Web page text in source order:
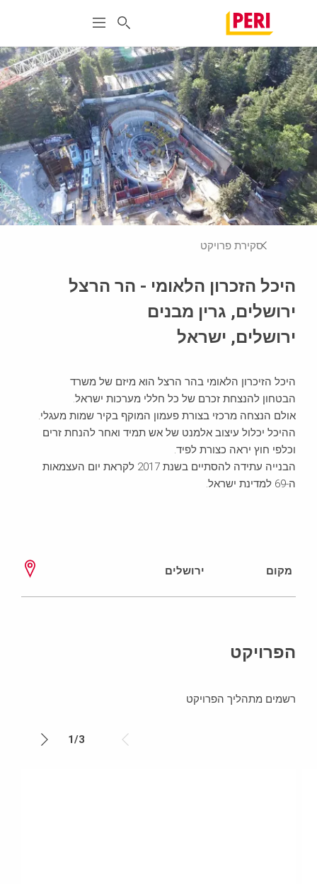
סקירת פרויקט
היכל הזכרון הלאומי - הר הרצל
ירושלים, גרין מבנים
ירושלים, ישראל
היכל הזיכרון הלאומי בהר הרצל הוא מיזם של משרד
הבטחון להנצחת זכרם של כל חללי מערכות ישראל.
אולם הנצחה מרכזי בצורת פעמון המוקף בקיר שמות מעגלי.
ההיכל יכלול עיצוב אלמנט של אש תמיד ואחר להנחת זרים
וכלפי חוץ יראה כצורת לפיד.
הבנייה עתידה להסתיים בשנת 2017 לקראת יום העצמאות
ה-69 למדינת ישראל.
מקום ירושלים
הפרויקט
רשמים מתהליך הפרויקט
1/3